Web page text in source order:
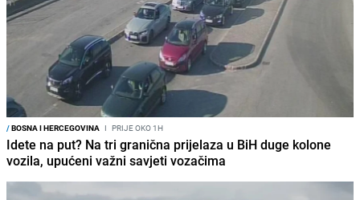
/BOSNA I HERCEGOVINA I PRIJE OKO 1H
Idete na put? Na tri granična prijelaza u BiH duge kolone
vozila, upućeni važni savjeti vozačima